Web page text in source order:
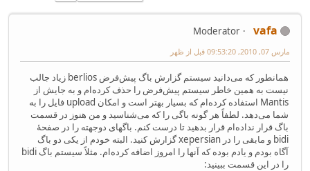
vafa
Moderator
مارس 07, 2010, 09:53:20 قبل از ظهر
همانطور که می‌دانید سیستم گزارش باگ پیش‌فرض berlios زیاد جالب
نیست به همین خاطر سیستم پیش‌فرض را حذف کرده‌ام و به جایش از
Mantis استفاده کرده‌ام که بسیار بهتر است و امکان upload فایل را به
شما می‌دهد. لطفاً هر گونه باگی را که می‌شناسید و من هنوز در قسمت
باگ قرار نداده‌ام قرار بدهید تا درست کنم. باگهای دوجهته را در صفحهٔ
bidi و مابقی را در xepersian گزارش کنید. البته خودم از یکی دو باگ
آگاه بودم و یادم بوده که آنها را امروز اضافه کرده‌ام. مثلاً سیستم باگ bidi
را در این قسمت ببینید: